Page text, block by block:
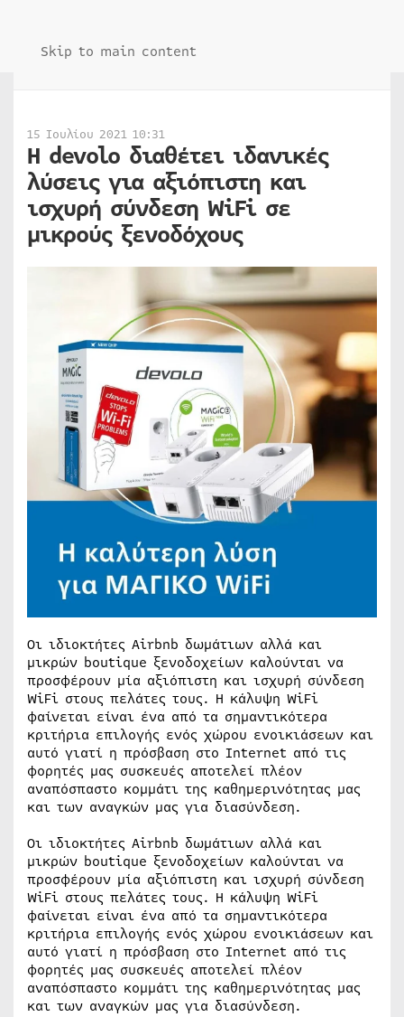
Skip to main content
15 Ιουλίου 2021 10:31
H devolo διαθέτει ιδανικές
λύσεις για αξιόπιστη και
ισχυρή σύνδεση WiFi σε
μικρούς ξενοδόχους
Οι ιδιοκτήτες Airbnb δωμάτιων αλλά και
μικρών boutique ξενοδοχείων καλούνται να
προσφέρουν μία αξιόπιστη και ισχυρή σύνδεση
WiFi στους πελάτες τους. Η κάλυψη WiFi
φαίνεται είναι ένα από τα σημαντικότερα
κριτήρια επιλογής ενός χώρου ενοικιάσεων και
αυτό γιατί η πρόσβαση στο Ιnternet από τις
φορητές μας συσκευές αποτελεί πλέον
αναπόσπαστο κομμάτι της καθημερινότητας μας
και των αναγκών μας για διασύνδεση.
Οι ιδιοκτήτες Airbnb δωμάτιων αλλά και
μικρών boutique ξενοδοχείων καλούνται να
προσφέρουν μία αξιόπιστη και ισχυρή σύνδεση
WiFi στους πελάτες τους. Η κάλυψη WiFi
φαίνεται είναι ένα από τα σημαντικότερα
κριτήρια επιλογής ενός χώρου ενοικιάσεων και
αυτό γιατί η πρόσβαση στο Ιnternet από τις
φορητές μας συσκευές αποτελεί πλέον
αναπόσπαστο κομμάτι της καθημερινότητας μας
και των αναγκών μας για διασύνδεση.